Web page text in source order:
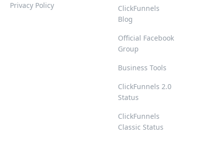
Privacy Policy
ClickFunnels
Blog
Official Facebook
Group
Business Tools
ClickFunnels 2.0
Status
ClickFunnels
Classic Status